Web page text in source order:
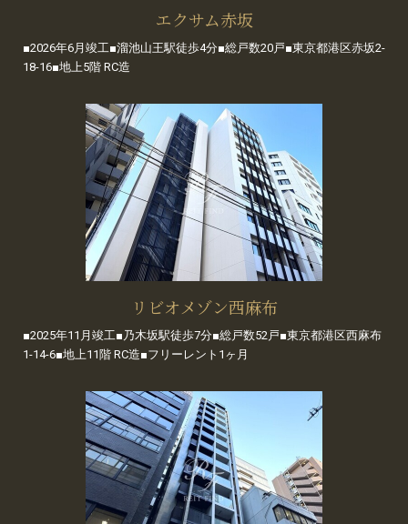
エクサム赤坂
■2026年6月竣工■溜池山王駅徒歩4分■総戸数20戸■東京都港区赤坂2-
18-16■地上5階 RC造
リビオメゾン西麻布
■2025年11月竣工■乃木坂駅徒歩7分■総戸数52戸■東京都港区西麻布
1-14-6■地上11階 RC造■フリーレント1ヶ月